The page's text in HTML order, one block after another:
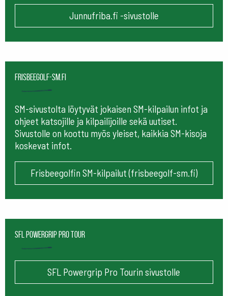
Junnufriba.fi -sivustolle
frisbeegolf-sm.fi
SM-sivustolta löytyvät jokaisen SM-kilpailun infot ja
ohjeet katsojille ja kilpailijoille sekä uutiset.
Sivustolle on koottu myös yleiset, kaikkia SM-kisoja
koskevat infot.
Frisbeegolfin SM-kilpailut (frisbeegolf-sm.fi)
SFL Powergrip Pro Tour
SFL Powergrip Pro Tourin sivustolle